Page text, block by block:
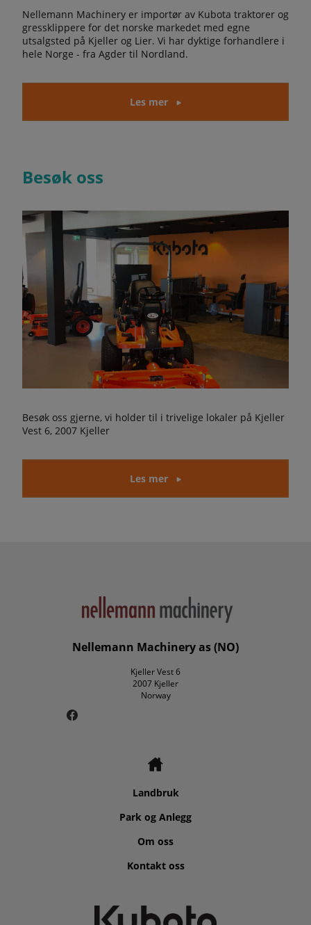
Nellemann Machinery er importør av Kubota traktorer og
gressklippere for det norske markedet med egne
utsalgsted på Kjeller og Lier. Vi har dyktige forhandlere i
hele Norge - fra Agder til Nordland.
Les mer
Besøk oss
Besøk oss gjerne, vi holder til i trivelige lokaler på Kjeller
Vest 6, 2007 Kjeller
Les mer
Nellemann Machinery as (NO)
Kjeller Vest 6
2007 Kjeller
Norway
Landbruk
Park og Anlegg
Om oss
Kontakt oss